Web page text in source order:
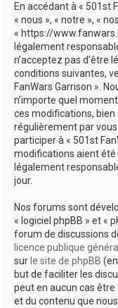
En accédant à « 501st
« nous », « notre », «
« https://
légalement
n’acceptez pas d’être
conditions suivantes,
FanWars Garrison ».
n’importe quel
ces modifications,
régulièrement par
participer à « 501st
modifications aient été
légalement
jour.
Nos forums sont
« logiciel phpBB » et «
forum de discussions
licence publique
sur le site de phpBB
but de faciliter les
peut en aucun cas
et du contenu que